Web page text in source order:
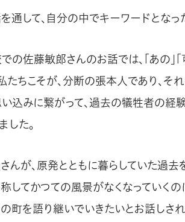
通して、自分の中でキーワードとなっ
の佐藤敏郎さんのお話では、「あの」
たちこそが、分断の張本人であり、そ
込みに繋がって、過去の犠牲者の経
した。
んが、原発とともに暮らしていた過去
してかつての風景がなくなっていく
町を語り継いでいきたいとお話しさ